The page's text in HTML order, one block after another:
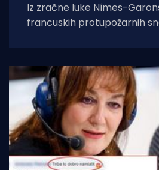
Iz zračne luke Nîmes-
francuskih protupožarnih